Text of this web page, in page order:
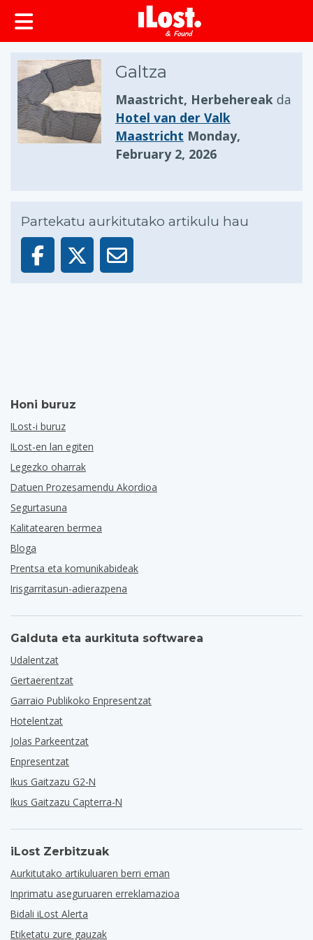
Galtza
Maastricht, Herbehereak da
Hotel van der Valk
Maastricht Monday,
February 2, 2026
Partekatu aurkitutako artikulu hau
Honi buruz
ILost-i buruz
ILost-en lan egiten
Legezko oharrak
Datuen Prozesamendu Akordioa
Segurtasuna
Kalitatearen bermea
Bloga
Prentsa eta komunikabideak
Irisgarritasun-adierazpena
Galduta eta aurkituta softwarea
Udalentzat
Gertaerentzat
Garraio Publikoko Enpresentzat
Hotelentzat
Jolas Parkeentzat
Enpresentzat
Ikus Gaitzazu G2-N
Ikus Gaitzazu Capterra-N
iLost Zerbitzuak
Aurkitutako artikuluaren berri eman
Inprimatu aseguruaren erreklamazioa
Bidali iLost Alerta
Etiketatu zure gauzak